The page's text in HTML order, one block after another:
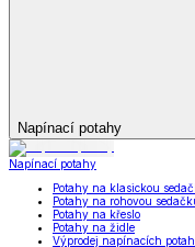
Napínací potahy
Napínací potahy
Potahy na klasickou
Potahy na rohovou
Potahy na křeslo
Potahy na židle
Výprodej napínacích